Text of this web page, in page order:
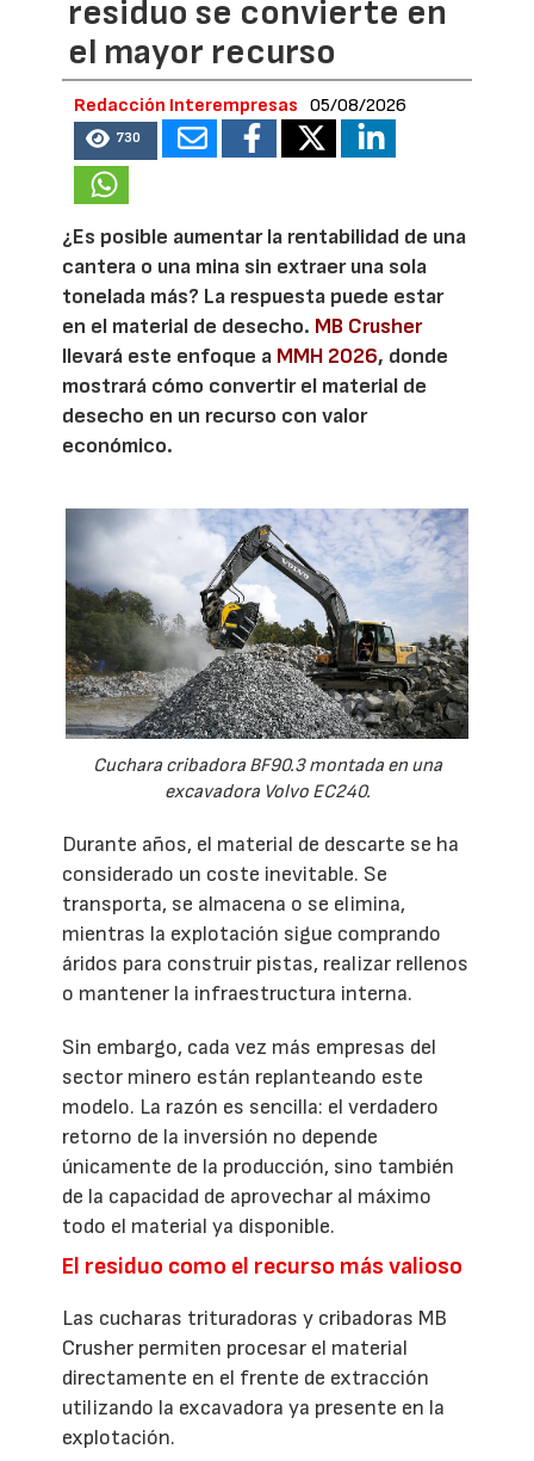
residuo se convierte en
el mayor recurso
Redacción Interempresas 05/08/2026
730
¿Es posible aumentar la rentabilidad de una
cantera o una mina sin extraer una sola
tonelada más? La respuesta puede estar
en el material de desecho. MB Crusher
llevará este enfoque a MMH 2026, donde
mostrará cómo convertir el material de
desecho en un recurso con valor
económico.
Cuchara cribadora BF90.3 montada en una
excavadora Volvo EC240.
Durante años, el material de descarte se ha
considerado un coste inevitable. Se
transporta, se almacena o se elimina,
mientras la explotación sigue comprando
áridos para construir pistas, realizar rellenos
o mantener la infraestructura interna.
Sin embargo, cada vez más empresas del
sector minero están replanteando este
modelo. La razón es sencilla: el verdadero
retorno de la inversión no depende
únicamente de la producción, sino también
de la capacidad de aprovechar al máximo
todo el material ya disponible.
El residuo como el recurso más valioso
Las cucharas trituradoras y cribadoras MB
Crusher permiten procesar el material
directamente en el frente de extracción
utilizando la excavadora ya presente en la
explotación.